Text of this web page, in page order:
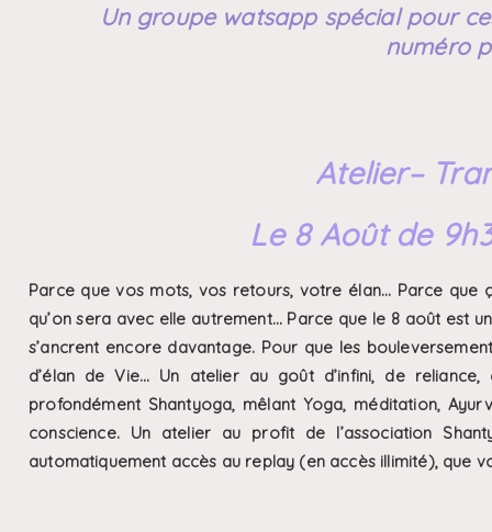
Un groupe watsapp spécial pour
numéro
Atelier–
Le 8 Août de
Parce que vos mots, vos retours, votre élan… Parce que
qu’on sera avec elle autrement… Parce que le 8 août est
s’ancrent encore davantage. Pour que les
d’élan de Vie… Un atelier au goût d’infini, de
profondément Shantyoga, mêlant Yoga, méditation,
conscience. Un atelier au profit de l’association
automatiquement accès au replay (en accès illimité), que